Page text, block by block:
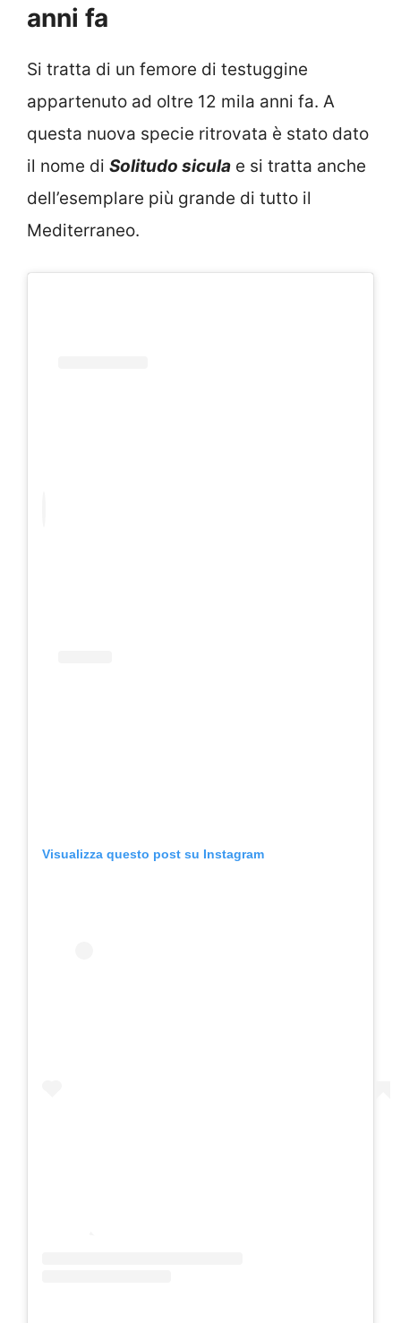
anni fa
Si tratta di un femore di testuggine
appartenuto ad oltre 12 mila anni fa. A
questa nuova specie ritrovata è stato dato
il nome di Solitudo sicula e si tratta anche
dell’esemplare più grande di tutto il
Mediterraneo.
Visualizza questo post su Instagram